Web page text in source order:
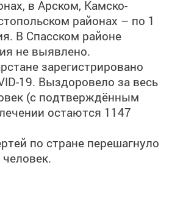
в Арском, Камско-
районах – по 1
В Спасском районе
не выявлено.
зарегистрировано
19. Выздоровело за весь
(с подтверждённым
остаются 1147
по стране перешагнуло